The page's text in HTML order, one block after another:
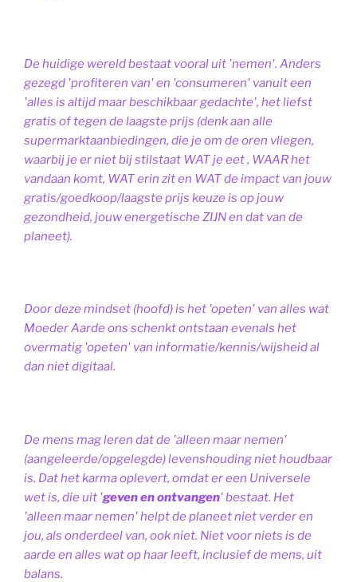
De huidige wereld bestaat vooral uit 'nemen'. Anders
gezegd 'profiteren van' en 'consumeren' vanuit een
'alles is altijd maar beschikbaar gedachte', het liefst
gratis of tegen de laagste prijs (denk aan alle
supermarktaanbiedingen, die je om de oren vliegen,
waarbij je er niet bij stilstaat WAT je eet , WAAR het
vandaan komt, WAT erin zit en WAT de impact van jouw
gratis/goedkoop/laagste prijs keuze is op jouw
gezondheid, jouw energetische ZIJN en dat van de
planeet).
Door deze mindset (hoofd) is het 'opeten' van alles wat
Moeder Aarde ons schenkt ontstaan evenals het
overmatig 'opeten' van informatie/kennis/wijsheid al
dan niet digitaal.
De mens mag leren dat de 'alleen maar nemen'
(aangeleerde/opgelegde) levenshouding niet houdbaar
is. Dat het karma oplevert, omdat er een Universele
wet is, die uit 'geven en ontvangen' bestaat. Het
'alleen maar nemen' helpt de planeet niet verder en
jou, als onderdeel van, ook niet. Niet voor niets is de
aarde en alles wat op haar leeft, inclusief de mens, uit
balans.